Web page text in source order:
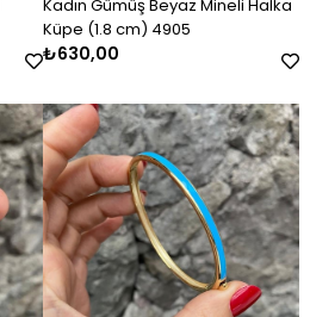
Kadın Gümüş Beyaz Mineli Halka
Küpe (1.8 cm) 4905
₺630,00